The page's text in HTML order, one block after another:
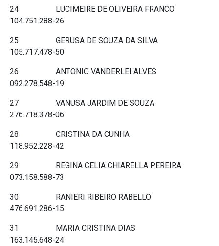
24 LUCIMEIRE DE OLIVEIRA FRANCO
104.751.288-26
25 GERUSA DE SOUZA DA SILVA
105.717.478-50
26 ANTONIO VANDERLEI ALVES
092.278.548-19
27 VANUSA JARDIM DE SOUZA
276.718.378-06
28 CRISTINA DA CUNHA
118.952.228-42
29 REGINA CELIA CHIARELLA PEREIRA
073.158.588-73
30 RANIERI RIBEIRO RABELLO
476.691.286-15
31 MARIA CRISTINA DIAS
163.145.648-24